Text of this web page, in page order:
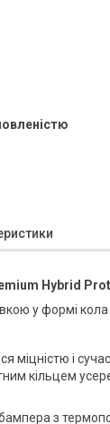
Hybrid
у формі кола
міцністю і
кільцем
з